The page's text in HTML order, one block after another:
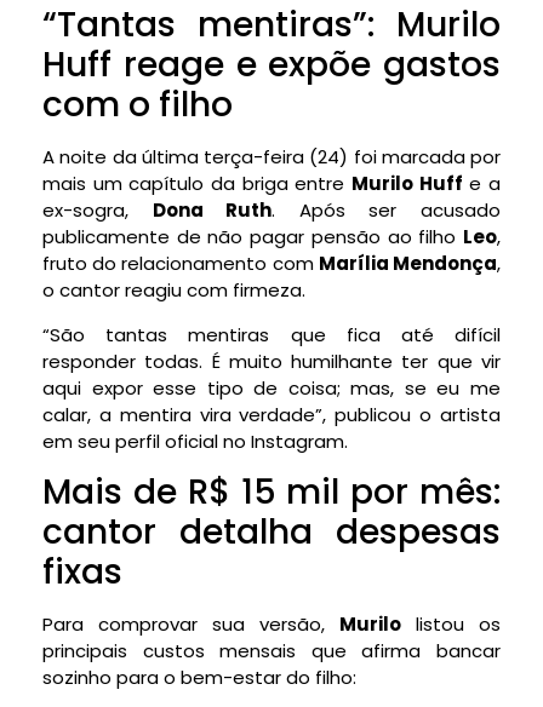
“Tantas mentiras”: Murilo
Huff reage e expõe gastos
com o filho
A noite da última terça-feira (24) foi marcada por
mais um capítulo da briga entre Murilo Huff e a
ex-sogra, Dona Ruth. Após ser acusado
publicamente de não pagar pensão ao filho Leo,
fruto do relacionamento com Marília Mendonça,
o cantor reagiu com firmeza.
“São tantas mentiras que fica até difícil
responder todas. É muito humilhante ter que vir
aqui expor esse tipo de coisa; mas, se eu me
calar, a mentira vira verdade”, publicou o artista
em seu perfil oficial no Instagram.
Mais de R$ 15 mil por mês:
cantor detalha despesas
fixas
Para comprovar sua versão, Murilo listou os
principais custos mensais que afirma bancar
sozinho para o bem-estar do filho: